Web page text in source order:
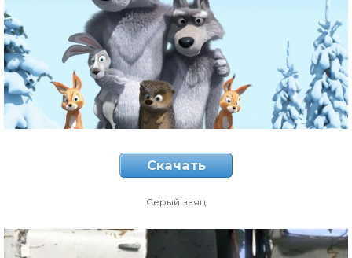
Скачать
Серый заяц